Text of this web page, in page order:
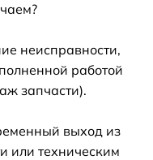
неисправности,
работой
запчасти).
выход из
или техническим